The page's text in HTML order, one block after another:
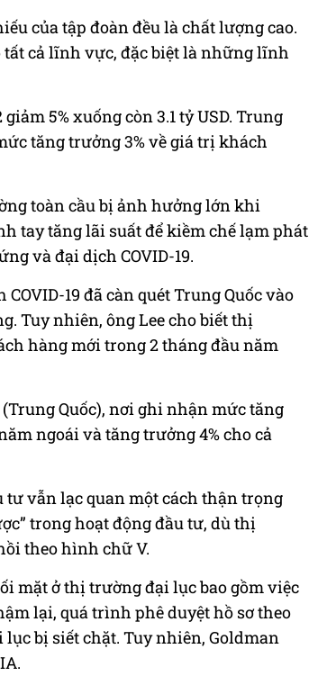
của tập đoàn đều là chất lượng cao.
tất cả lĩnh vực, đặc biệt là những lĩnh
5% xuống còn 3.1tỷ USD. Trung
tăng trưởng 3% về giá trị khách
toàn cầu bị ảnh hưởng lớn khi
tay tăng lãi suất để kiềm chế lạm phát
và đại dịch COVID-19.
19 đã càn quét Trung Quốc vào
Tuy nhiên, ông Lee cho biết thị
hàng mới trong 2 tháng đầu năm
Quốc), nơi ghi nhận mức tăng
ngoái và tăng trưởng 4% cho cả
tư vẫn lạc quan một cách thận trọng
trong hoạt động đầu tư, dù thị
theo hình chữ V.
mặt ở thị trường đại lục bao gồm việc
lại, quá trình phê duyệt hồ sơ theo
bị siết chặt. Tuy nhiên, Goldman
.